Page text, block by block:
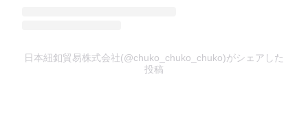
日本紐釦貿易株式会社(@chuko_chuko_chuko)がシェアした
投稿